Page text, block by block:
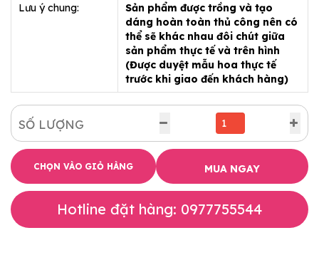
Lưu ý chung:
Sản phẩm được trồng và tạo
dáng hoàn toàn thủ công nên có
thể sẽ khác nhau đôi chút giữa
sản phẩm thực tế và trên hình
(Được duyệt mẫu hoa thực tế
trước khi giao đến khách hàng)
SỐ LƯỢNG
CHỌN VÀO GIỎ HÀNG MUA NGAY
Hotline đặt hàng: 0977755544